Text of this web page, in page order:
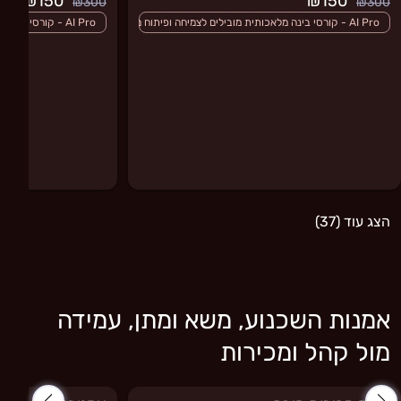
AI Pro - קורסי בינה מלאכותית מובילים לצמיחה ופיתוח מיומנויות התפתחות אישית
AI Pro - קורסי בינה מלאכותית מובילים לצמיחה ופיתוח מיומנויות
הצג עוד (37)
אמנות השכנוע, משא ומתן, עמידה
מול קהל ומכירות